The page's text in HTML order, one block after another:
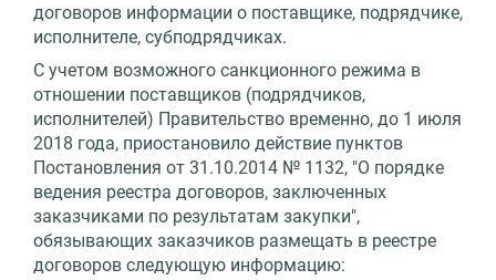
договоров информации о поставщике, подрядчике,
исполнителе, субподрядчиках.
С учетом возможного санкционного режима в
отношении поставщиков (подрядчиков,
исполнителей) Правительство временно, до 1 июля
2018 года, приостановило действие пунктов
Постановления от 31.10.2014 № 1132, "О порядке
ведения реестра договоров, заключенных
заказчиками по результатам закупки",
обязывающих заказчиков размещать в реестре
договоров следующую информацию: